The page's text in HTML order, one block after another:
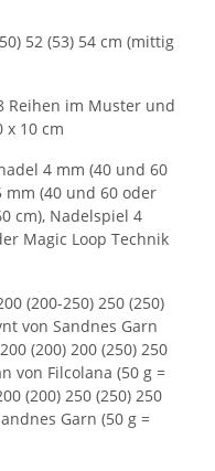
52 (53) 54 cm (mittig
Reihen im Muster und
x 10 cm
4 mm (40 und 60
mm (40 und 60 oder
cm), Nadelspiel 4
Magic Loop Technik
(200-250) 250 (250)
von Sandnes Garn
(200) 200 (250) 250
von Filcolana (50 g =
(200) 250 (250) 250
Garn (50 g =